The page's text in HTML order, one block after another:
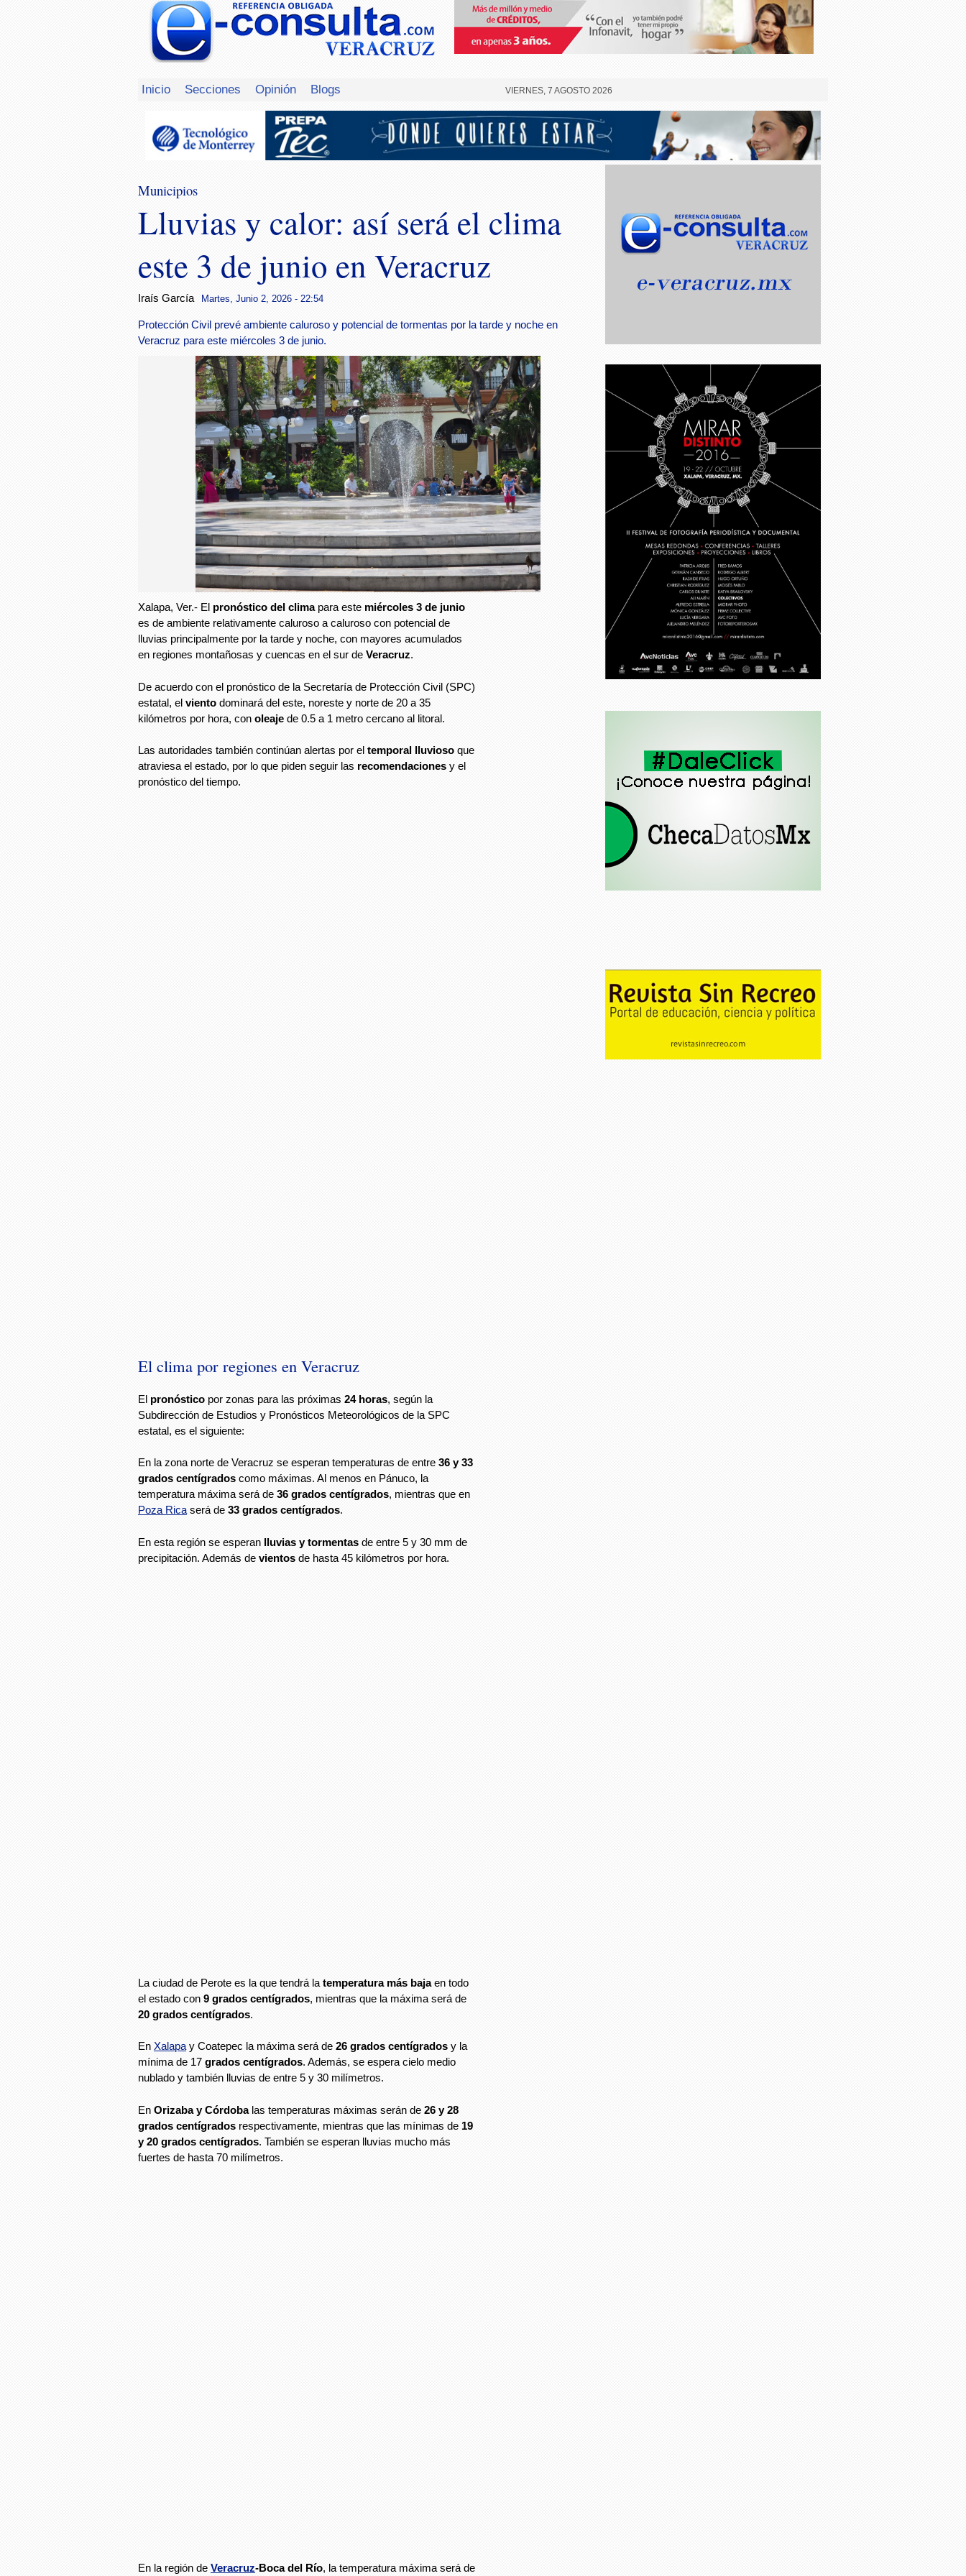
Inicio Secciones Opinión Blogs VIERNES, 7 AGOSTO 2026
Municipios
Lluvias y calor: así será el clima
este 3 de junio en Veracruz
Iraís García Martes, Junio 2, 2026 - 22:54
Protección Civil prevé ambiente caluroso y potencial de tormentas por la tarde y noche en
Veracruz para este miércoles 3 de junio.
Xalapa, Ver.- El pronóstico del climapara este miércoles 3 de junio
es de ambiente relativamente caluroso a caluroso con potencial de
lluvias principalmente por la tarde y noche, con mayores acumulados
en regiones montañosas y cuencas en el sur de Veracruz.
De acuerdo con el pronóstico de la Secretaría de Protección Civil (SPC)
estatal, el viento dominará del este, noreste y norte de 20 a 35
kilómetros por hora, con oleaje de 0.5 a 1 metro cercano al litoral.
Las autoridades también continúan alertas por el temporal lluvioso que
atraviesa el estado, por lo que piden seguir las recomendaciones y el
pronóstico del tiempo.
El clima por regiones en Veracruz
El pronóstico por zonas para las próximas 24 horas, según la
Subdirección de Estudios y Pronósticos Meteorológicos de la SPC
estatal, es el siguiente:
En la zona norte de Veracruz se esperan temperaturas de entre 36 y 33
grados centígrados como máximas. Al menos en Pánuco, la
temperatura máxima será de 36 grados centígrados, mientras que en
Poza Ricaserá de 33 grados centígrados.
En esta región se esperan lluvias y tormentas de entre 5 y 30 mm de
precipitación. Además de vientos de hasta 45 kilómetros por hora.
La ciudad de Perote es la que tendrá la temperatura más bajaen todo
el estado con 9 grados centígrados, mientras que la máxima será de
20 grados centígrados.
En Xalapay Coatepec la máxima será de 26 grados centígrados y la
mínima de 17 grados centígrados. Además, se espera cielo medio
nublado y también lluvias de entre 5 y 30 milímetros.
En Orizaba y Córdobalas temperaturas máximas serán de 26 y 28
grados centígrados respectivamente, mientras que las mínimas de 19
y 20 grados centígrados. También se esperan lluvias mucho más
fuertes de hasta 70 milímetros.
En la región de Veracruz-Boca del Río, la temperatura máxima será de